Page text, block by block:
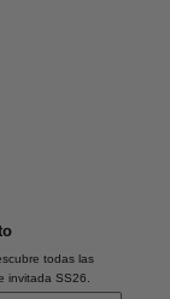
todas las
invitada SS26.